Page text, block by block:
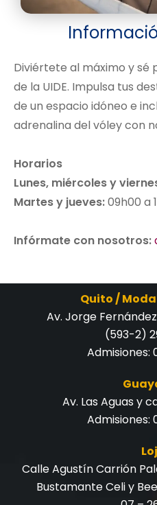
Diviértete al máximo y sé
de la UIDE. Impulsa tus
de un espacio idóneo e
adrenalina del vóley con
Horarios
Lunes, miércoles y
Martes y jueves:09h00 a
Infórmate con nosotros:
Quito /
Av. Jorge
(593-2)
Admisiones:
Av. Las Aguas y
Admisiones:
Calle Agustín Carrión
Bustamante Celi y